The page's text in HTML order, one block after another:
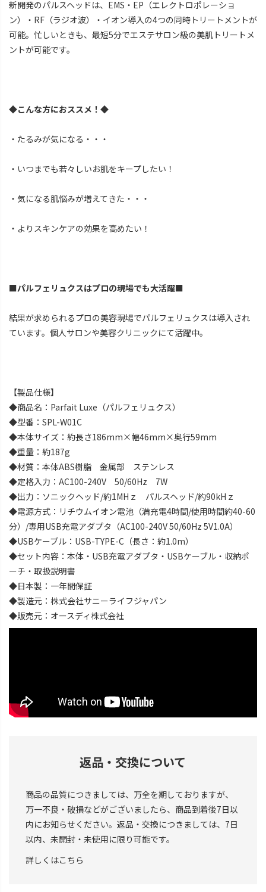
新開発のパルスヘッドは、EMS・EP（エレクトロポレーショ
ン）・RF（ラジオ波）・イオン導入の4つの同時トリートメントが
可能。忙しいときも、最短5分でエステサロン級の美肌トリートメ
ントが可能です。
◆こんな方におススメ！◆
・たるみが気になる・・・
・いつまでも若々しいお肌をキープしたい！
・気になる肌悩みが増えてきた・・・
・よりスキンケアの効果を高めたい！
■パルフェリュクスはプロの現場でも大活躍■
結果が求められるプロの美容現場でパルフェリュクスは導入され
ています。個人サロンや美容クリニックにて活躍中。
【製品仕様】
◆商品名：Parfait Luxe（パルフェリュクス）
◆型番：SPL-W01C
◆本体サイズ：約長さ186mm×幅46mm×奥行59mm
◆重量：約187g
◆材質：本体ABS樹脂 金属部 ステンレス
◆定格入力：AC100-240V 50/60Hz 7W
◆出力：ソニックヘッド/約1MHｚ パルスヘッド/約90kHｚ
◆電源方式：リチウムイオン電池（満充電4時間/使用時間約40-60
分）/専用USB充電アダプタ（AC100-240V 50/60Hz 5V1.0A）
◆USBケーブル：USB-TYPE-C（長さ：約1.0m）
◆セット内容：本体・USB充電アダプタ・USBケーブル・収納ポ
ーチ・取扱説明書
◆日本製：一年間保証
◆製造元：株式会社サニーライフジャパン
◆販売元：オースディ株式会社
返品・交換について
商品の品質につきましては、万全を期しておりますが、
万一不良・破損などがございましたら、商品到着後7日以
内にお知らせください。返品・交換につきましては、7日
以内、未開封・未使用に限り可能です。
詳しくはこちら